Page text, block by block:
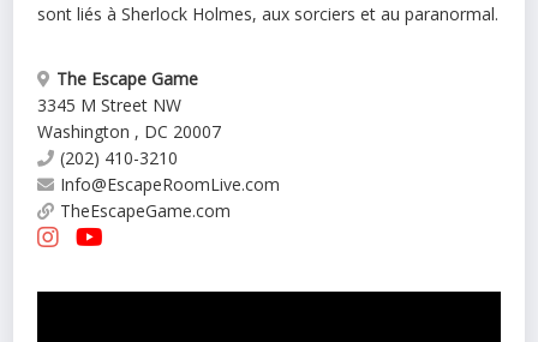
sont liés à Sherlock Holmes, aux sorciers et au paranormal.
The Escape Game
3345 M Street NW
Washington , DC 20007
(202) 410-3210
Info@EscapeRoomLive.com
TheEscapeGame.com